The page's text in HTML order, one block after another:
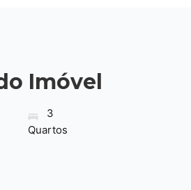
Imóvel
3
Quartos